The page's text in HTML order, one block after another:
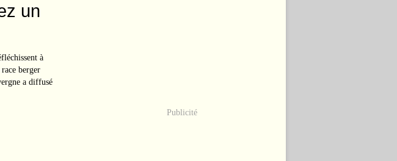
un
à
berger
a diffusé
Publicité